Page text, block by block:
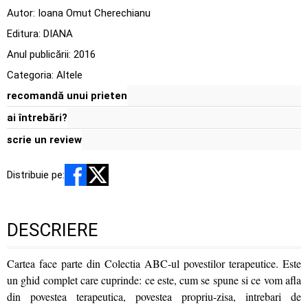
Autor: Ioana Omut Cherechianu
Editura: DIANA
Anul publicării: 2016
Categoria: Altele
recomandă unui prieten
ai întrebări?
scrie un review
Distribuie pe:
DESCRIERE
Cartea face parte din Colectia ABC-ul povestilor terapeutice. Este
un ghid complet care cuprinde: ce este, cum se spune si ce vom afla
din povestea terapeutica, povestea propriu-zisa, intrebari de